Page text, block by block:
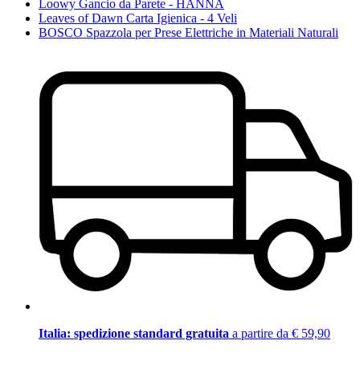
Loowy Gancio da Parete - HANNA
Leaves of Dawn Carta Igienica - 4 Veli
BOSCO Spazzola per Prese Elettriche in Materiali Naturali
Italia: spedizione standard gratuita a partire da € 59,90